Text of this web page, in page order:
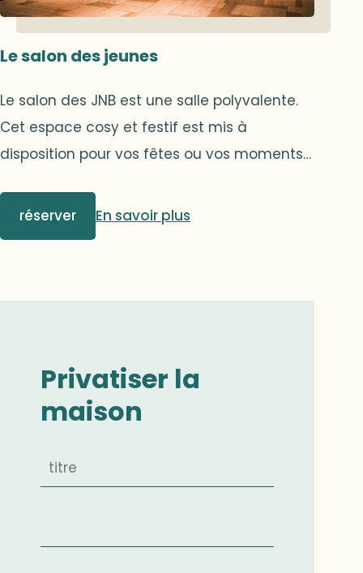
Le salon des jeunes
Le salon des JNB est une salle polyvalente.
Cet espace cosy et festif est mis à
disposition pour vos fêtes ou vos moments «
réserver
En savoir plus
Privatiser la
maison